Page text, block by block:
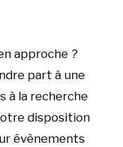
approche ?
part à une
à la recherche
disposition
évènements